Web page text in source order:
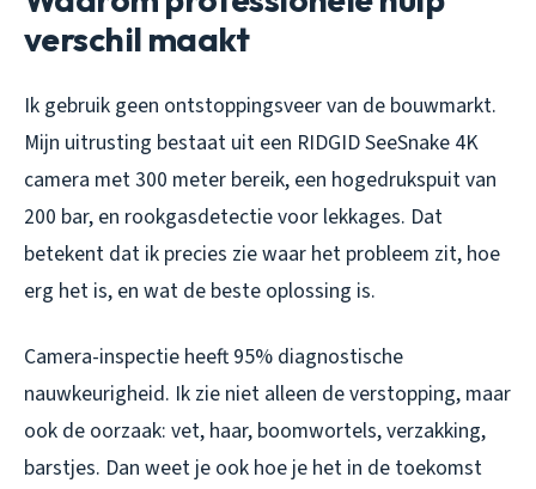
verschil maakt
Ik gebruik geen ontstoppingsveer van de bouwmarkt.
Mijn uitrusting bestaat uit een RIDGID SeeSnake 4K
camera met 300 meter bereik, een hogedrukspuit van
200 bar, en rookgasdetectie voor lekkages. Dat
betekent dat ik precies zie waar het probleem zit, hoe
erg het is, en wat de beste oplossing is.
Camera-inspectie heeft 95% diagnostische
nauwkeurigheid. Ik zie niet alleen de verstopping, maar
ook de oorzaak: vet, haar, boomwortels, verzakking,
barstjes. Dan weet je ook hoe je het in de toekomst